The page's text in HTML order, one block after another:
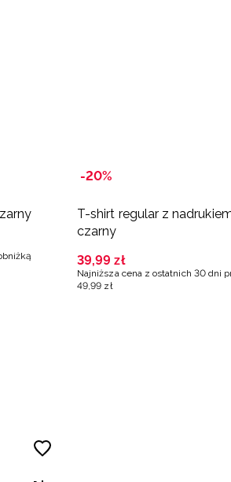
-20%
T-shirt regular z
czarny
39,99 zł
Najniższa cena z ostatnich 30 dni
49,99 zł